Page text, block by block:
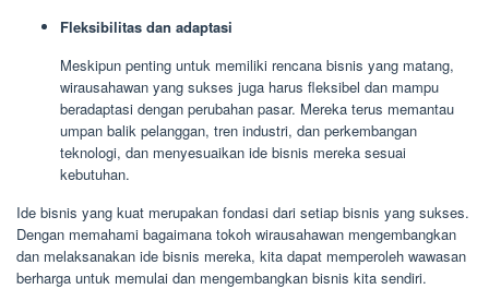
Fleksibilitas dan adaptasi
Meskipun penting untuk memiliki rencana bisnis yang matang,
wirausahawan yang sukses juga harus fleksibel dan mampu
beradaptasi dengan perubahan pasar. Mereka terus memantau
umpan balik pelanggan, tren industri, dan perkembangan
teknologi, dan menyesuaikan ide bisnis mereka sesuai
kebutuhan.
Ide bisnis yang kuat merupakan fondasi dari setiap bisnis yang sukses.
Dengan memahami bagaimana tokoh wirausahawan mengembangkan
dan melaksanakan ide bisnis mereka, kita dapat memperoleh wawasan
berharga untuk memulai dan mengembangkan bisnis kita sendiri.